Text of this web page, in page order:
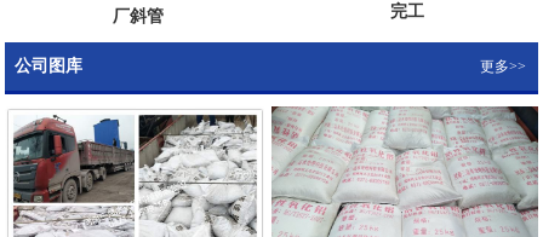
厂斜管
完工
公司图库 更多>>